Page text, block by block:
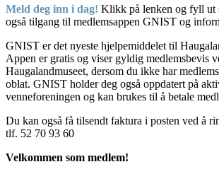
Meld deg inn i dag! Klikk på lenken og fyll ut
også tilgang til medlemsappen GNIST og
GNIST er det nyeste hjelpemiddelet til
Appen er gratis og viser gyldig medlemsbevis
Haugalandmuseet, dersom du ikke har
oblat. GNIST holder deg også oppdatert på
venneforeningen og kan brukes til å betale
Du kan også få tilsendt faktura i posten ved å
tlf. 52 70 93 60
Velkommen som medlem!